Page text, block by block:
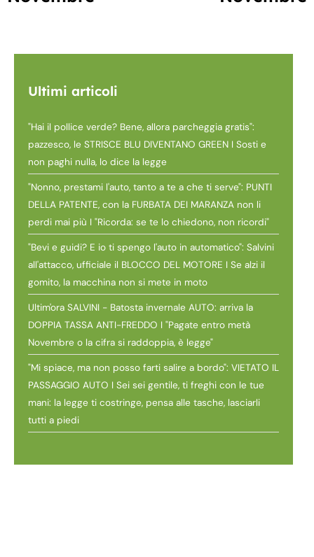
Ultimi articoli
"Hai il pollice verde? Bene, allora parcheggia gratis":
pazzesco, le STRISCE BLU DIVENTANO GREEN I Sosti e
non paghi nulla, lo dice la legge
"Nonno, prestami l'auto, tanto a te a che ti serve": PUNTI
DELLA PATENTE, con la FURBATA DEI MARANZA non li
perdi mai più I "Ricorda: se te lo chiedono, non ricordi"
"Bevi e guidi? E io ti spengo l'auto in automatico": Salvini
all'attacco, ufficiale il BLOCCO DEL MOTORE I Se alzi il
gomito, la macchina non si mete in moto
Ultim'ora SALVINI - Batosta invernale AUTO: arriva la
DOPPIA TASSA ANTI-FREDDO I "Pagate entro metà
Novembre o la cifra si raddoppia, è legge"
"Mi spiace, ma non posso farti salire a bordo": VIETATO IL
PASSAGGIO AUTO I Sei sei gentile, ti freghi con le tue
mani: la legge ti costringe, pensa alle tasche, lasciarli
tutti a piedi